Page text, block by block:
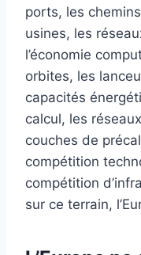
ports, les
usines, les
l’économie
orbites, les
capacités
calcul, les
couches de
compétition
compétition
sur ce terrain,